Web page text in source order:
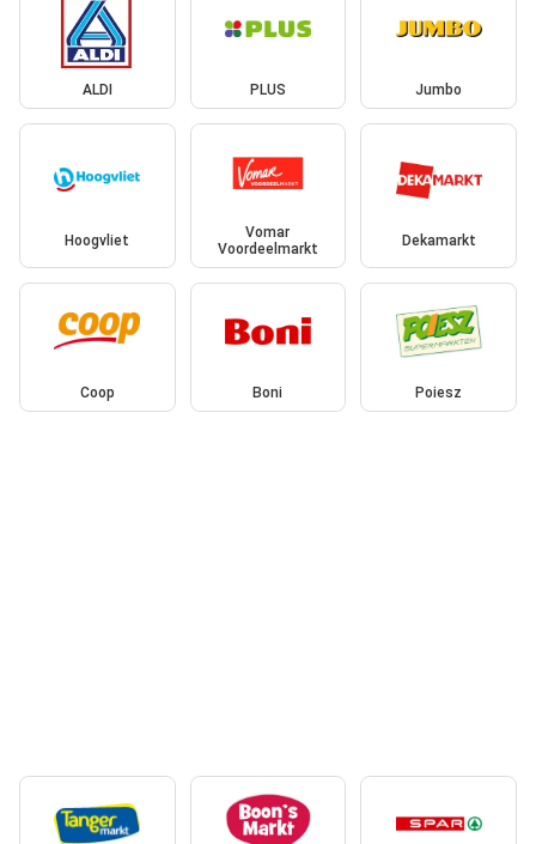
ALDI PLUS Jumbo
Hoogvliet
Vomar
Voordeelmarkt
Dekamarkt
Coop Boni Poiesz